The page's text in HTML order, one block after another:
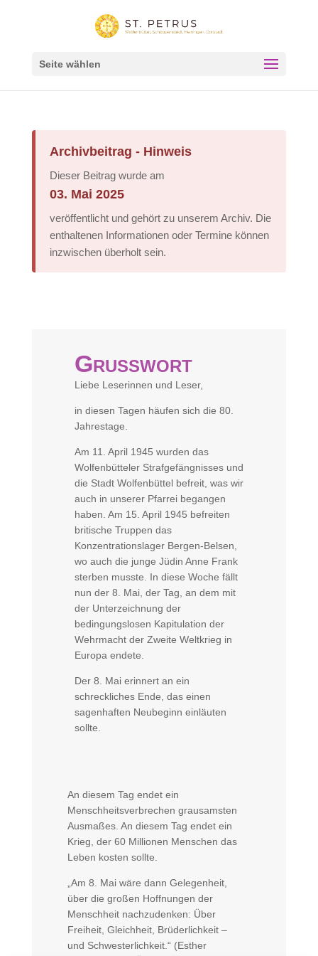
Seite wählen
Archivbeitrag - Hinweis
Dieser Beitrag wurde am
03. Mai 2025
veröffentlicht und gehört zu unserem Archiv. Die
enthaltenen Informationen oder Termine können
inzwischen überholt sein.
Grußwort
Liebe Leserinnen und Leser,
in diesen Tagen häufen sich die 80.
Jahrestage.
Am 11. April 1945 wurden das
Wolfenbütteler Strafgefängnisses und
die Stadt Wolfenbüttel befreit, was wir
auch in unserer Pfarrei begangen
haben. Am 15. April 1945 befreiten
britische Truppen das
Konzentrationslager Bergen-Belsen,
wo auch die junge Jüdin Anne Frank
sterben musste. In diese Woche fällt
nun der 8. Mai, der Tag, an dem mit
der Unterzeichnung der
bedingungslosen Kapitulation der
Wehrmacht der Zweite Weltkrieg in
Europa endete.
Der 8. Mai erinnert an ein
schreckliches Ende, das einen
sagenhaften Neubeginn einläuten
sollte.
An diesem Tag endet ein
Menschheitsverbrechen grausamsten
Ausmaßes. An diesem Tag endet ein
Krieg, der 60 Millionen Menschen das
Leben kosten sollte.
„Am 8. Mai wäre dann Gelegenheit,
über die großen Hoffnungen der
Menschheit nachzudenken: Über
Freiheit, Gleichheit, Brüderlichkeit –
und Schwesterlichkeit.“ (Esther